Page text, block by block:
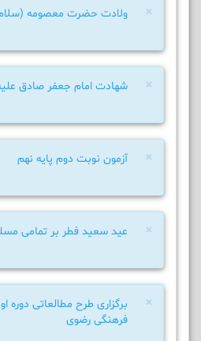
× ولادت حضرت معصومه (سلام
× شهادت امام جعفر صادق
× آزمون نوبت دوم پایه نهم
× عید سعید فطر بر تمامی
×
برگزاری طرح مطالعاتی دوره
فرهنگی رضوی